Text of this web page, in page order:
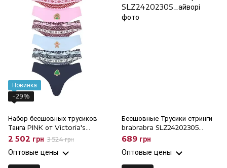
Новинка
−29%
Набор бесшовных трусиков
Танга PINK от Victoria's
Secret 976148350 (7шт), S
2 502 грн 3 524 грн
Оптовые цены
Бесшовные Трусики стринги
brabrabra SLZ24202305
айвори, L
689 грн
Оптовые цены